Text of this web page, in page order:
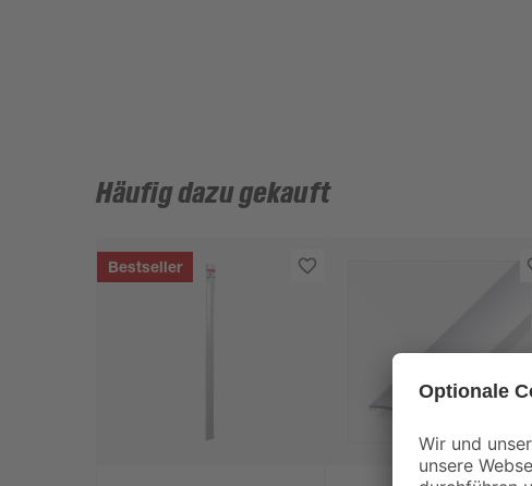
Häufig dazu gekauft
Bestseller